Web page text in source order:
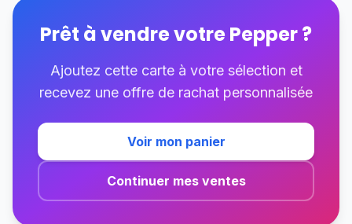
Prêt à vendre votrePepper?
Ajoutez cette carte à votre sélection et
recevez une offre de rachat personnalisée
Voir mon panier
Continuer mes ventes